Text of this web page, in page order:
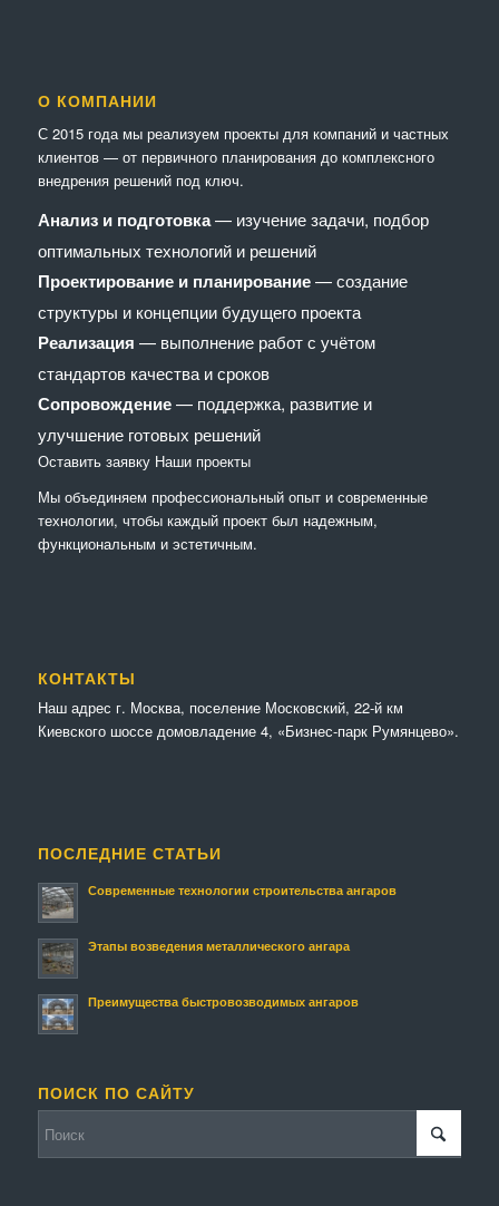
О КОМПАНИИ
С 2015 года мы реализуем проекты для компаний и частных
клиентов — от первичного планирования до комплексного
внедрения решений под ключ.
Анализ и подготовка— изучение задачи, подбор
оптимальных технологий и решений
Проектирование и планирование— создание
структуры и концепции будущего проекта
Реализация — выполнение работ с учётом
стандартов качества и сроков
Сопровождение— поддержка, развитие и
улучшение готовых решений
Оставить заявку Наши проекты
Мы объединяем профессиональный опыт и современные
технологии, чтобы каждый проект был надежным,
функциональным и эстетичным.
КОНТАКТЫ
Наш адрес г. Москва, поселение Московский, 22-й км
Киевского шоссе домовладение 4, «Бизнес-парк Румянцево».
ПОСЛЕДНИЕ СТАТЬИ
Современные технологии строительства ангаров
Этапы возведения металлического ангара
Преимущества быстровозводимых ангаров
ПОИСК ПО САЙТУ